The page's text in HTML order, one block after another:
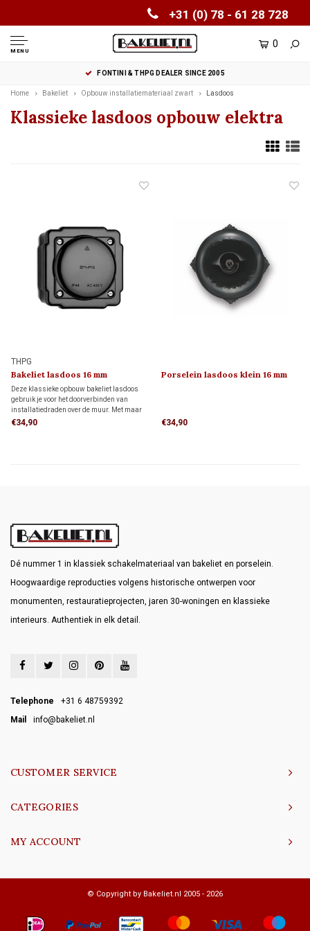
+31 (0) 78 - 61 28 728
MENU
0
FONTINI & THPG DEALER SINCE 2005
Home Bakeliet Opbouw installatiemateriaal zwart Lasdoos
Klassieke lasdoos opbouw elektra
THPG
Bakeliet lasdoos 16 mm
Deze klassieke opbouw bakeliet lasdoos
gebruik je voor het doorverbinden van
installatiedraden over de muur. Met maar
liefst 6 ingangen, die ook nog eens door
€34,90
Porselein lasdoos klein 16 mm
€34,90
Dé nummer 1 in klassiek schakelmateriaal van bakeliet en porselein.
Hoogwaardige reproducties volgens historische ontwerpen voor
monumenten, restauratieprojecten, jaren 30-woningen en klassieke
interieurs. Authentiek in elk detail.
Telephone
+31 6 48759392
Mail
info@bakeliet.nl
CUSTOMER SERVICE
CATEGORIES
MY ACCOUNT
© Copyright by Bakeliet.nl 2005 - 2026